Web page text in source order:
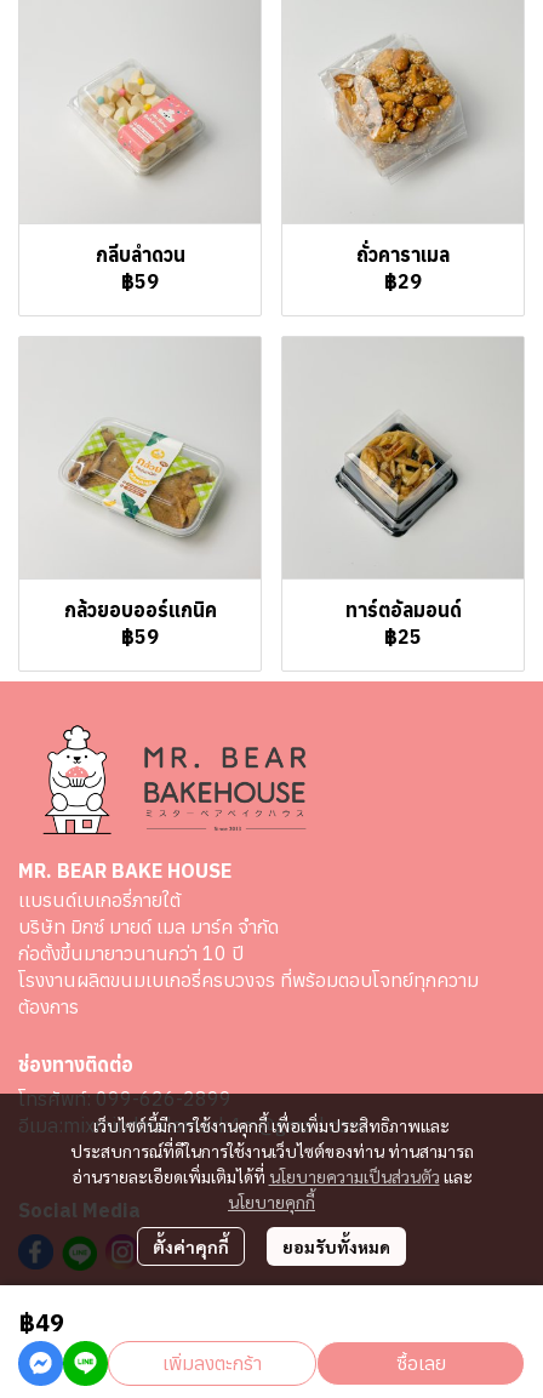
กลีบลำดวน
฿59
ถั่วคาราเมล
฿29
กล้วยอบออร์แกนิค
฿59
ทาร์ตอัลมอนด์
฿25
฿49
เพิ่มลงตะกร้า ซื้อเลย
เว็บไซต์นี้มีการใช้งานคุกกี้ เพื่อเพิ่มประสิทธิภาพและ
ประสบการณ์ที่ดีในการใช้งานเว็บไซต์ของท่าน ท่านสามารถ
อ่านรายละเอียดเพิ่มเติมได้ที่ นโยบายความเป็นส่วนตัว และ
นโยบายคุกกี้
ตั้งค่าคุกกี้ ยอมรับทั้งหมด
MR. BEAR BAKE HOUSE
เเบรนด์เบเกอรี่ภายใต้
บริษัท มิกซ์ มายด์ เมล มาร์ค จำกัด
ก่อตั้งขึ้นมายาวนานกว่า 10 ปี
โรงงานผลิตขนมเบเกอรี่ครบวงจร ที่พร้อมตอบโจทย์ทุกความ
ต้องการ
ช่องทางติดต่อ
โทรศัพท์:099-626-2899
อีเมล:mixmindmalemark4m@gmail.com
Social Media
Copyright 2024 I All Rights Reserved I Powered by MWE
Powered By MakeWebEasy